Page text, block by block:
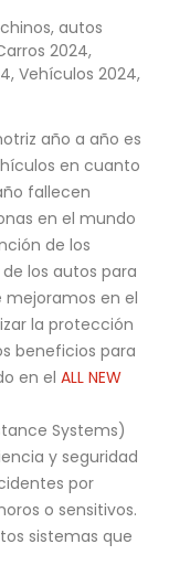
,autos
2024,
,Vehículos 2024,
año a año es
en cuanto
fallecen
en el mundo
de los
los autos para
mejoramos en el
la protección
beneficios para
en elALL NEW
Systems)
y seguridad
por
o sensitivos.
sistemas que